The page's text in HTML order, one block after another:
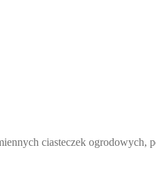
ciasteczek ogrodowych,